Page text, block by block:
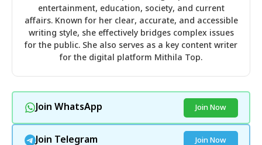
entertainment, education, society, and current
affairs. Known for her clear, accurate, and accessible
writing style, she effectively bridges complex issues
for the public. She also serves as a key content writer
for the digital platform Mithila Top.
Join WhatsApp Join Now
Join Telegram Join Now